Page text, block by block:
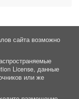
сайта возможно
License, данные
или же